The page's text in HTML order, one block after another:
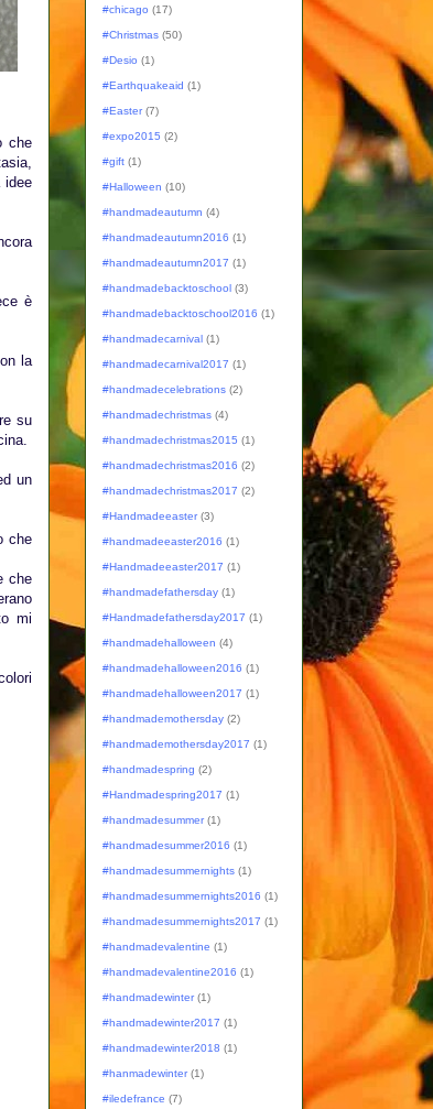
che
idee
è
la
su
un
che
che
mi
#chicago (17)
#Christmas (50)
#Desio (1)
#Earthquakeaid (1)
#Easter (7)
#expo2015 (2)
#gift (1)
#Halloween (10)
#handmadeautumn (4)
#handmadeautumn2016 (1)
#handmadeautumn2017 (1)
#handmadebacktoschool (3)
#handmadebacktoschool2016 (1)
#handmadecarnival (1)
#handmadecarnival2017 (1)
#handmadecelebrations (2)
#handmadechristmas (4)
#handmadechristmas2015 (1)
#handmadechristmas2016 (2)
#handmadechristmas2017 (2)
#Handmadeeaster (3)
#handmadeeaster2016 (1)
#Handmadeeaster2017 (1)
#handmadefathersday (1)
#Handmadefathersday2017 (1)
#handmadehalloween (4)
#handmadehalloween2016 (1)
#handmadehalloween2017 (1)
#handmademothersday (2)
#handmademothersday2017 (1)
#handmadespring (2)
#Handmadespring2017 (1)
#handmadesummer (1)
#handmadesummer2016 (1)
#handmadesummernights (1)
#handmadesummernights2016 (1)
#handmadesummernights2017 (1)
#handmadevalentine (1)
#handmadevalentine2016 (1)
#handmadewinter (1)
#handmadewinter2017 (1)
#handmadewinter2018 (1)
#hanmadewinter (1)
#iledefrance (7)